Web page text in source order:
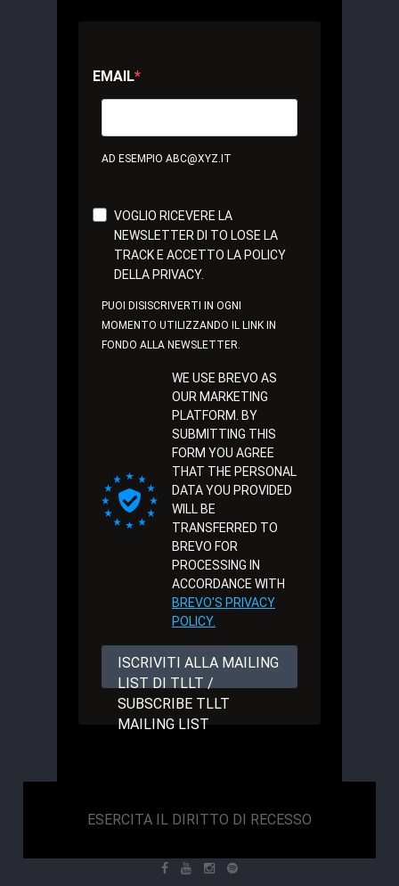
EMAIL
AD ESEMPIO ABC@XYZ.IT
VOGLIO RICEVERE LA
NEWSLETTER DI TO LOSE LA
TRACK E ACCETTO LA POLICY
DELLA PRIVACY.
PUOI DISISCRIVERTI IN OGNI
MOMENTO UTILIZZANDO IL LINK IN
FONDO ALLA NEWSLETTER.
WE USE BREVO AS
OUR MARKETING
PLATFORM. BY
SUBMITTING THIS
FORM YOU AGREE
THAT THE PERSONAL
DATA YOU PROVIDED
WILL BE
TRANSFERRED TO
BREVO FOR
PROCESSING IN
ACCORDANCE WITH
BREVO'S PRIVACY
POLICY.
ISCRIVITI ALLA MAILING
LIST DI TLLT /
SUBSCRIBE TLLT
MAILING LIST
ESERCITA IL DIRITTO DI RECESSO